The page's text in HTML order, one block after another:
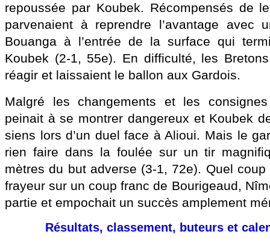
repoussée par Koubek. Récompensés de
parvenaient à reprendre l’avantage avec
Bouanga à l’entrée de la surface qui
Koubek (2-1, 55e). En difficulté, les
réagir et laissaient le ballon aux Gardois.
Malgré les changements et les
peinait à se montrer dangereux et Koubek
siens lors d’un duel face à Alioui. Mais le
rien faire dans la foulée sur un tir
mètres du but adverse (3-1, 72e). Quel
frayeur sur un coup franc de Bourigeaud,
partie et empochait un succès amplement
Résultats, classement, buteurs et